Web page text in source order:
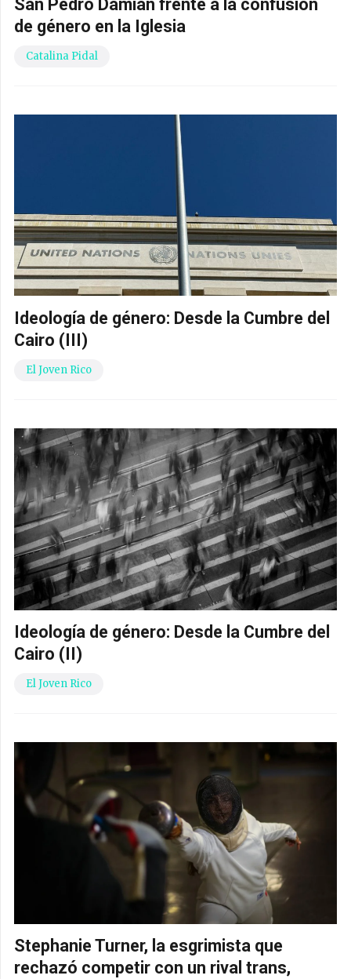
San Pedro Damián frente a la confusión
de género en la Iglesia
Catalina Pidal
Ideología de género: Desde la Cumbre del
Cairo (III)
El Joven Rico
Ideología de género: Desde la Cumbre del
Cairo (II)
El Joven Rico
Stephanie Turner, la esgrimista que
rechazó competir con un rival trans,